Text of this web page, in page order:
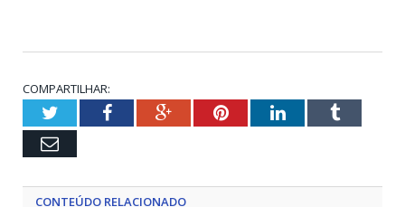
COMPARTILHAR:
TwitterFacebookGoogle+PinterestLinkedInTumblr
Email
CONTEÚDO RELACIONADO